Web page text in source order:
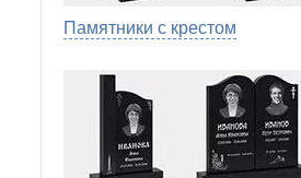
Памятники с крестом